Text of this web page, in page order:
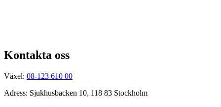
Kontakta oss
Växel: 08-123 610 00
Adress: Sjukhusbacken 10, 118 83 Stockholm